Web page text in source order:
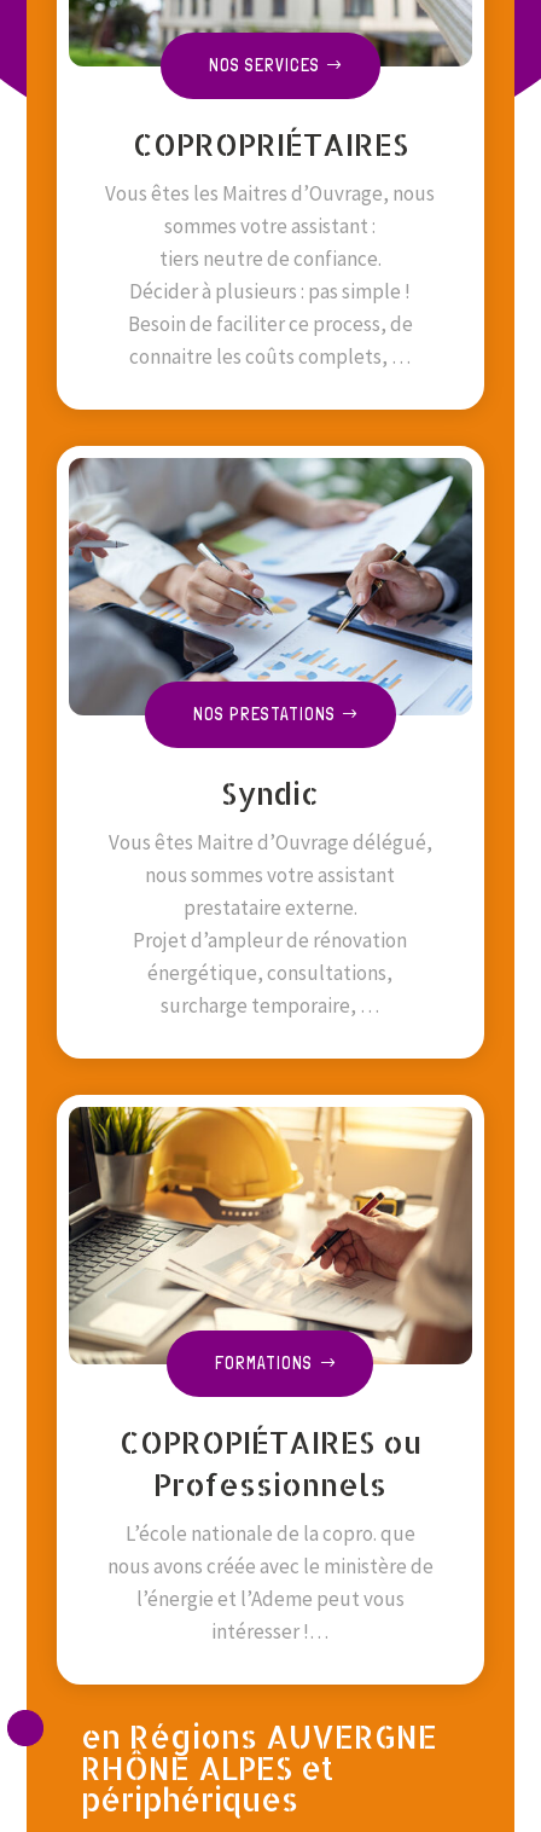
NOS SERVICES
COPROPRIÉTAIRES
Vous êtes les Maitres d’Ouvrage, nous
sommes votre assistant :
tiers neutre de confiance.
Décider à plusieurs : pas simple !
Besoin de faciliter ce process, de
connaitre les coûts complets, …
NOS PRESTATIONS
Syndic
Vous êtes Maitre d’Ouvrage délégué,
nous sommes votre assistant
prestataire externe.
Projet d’ampleur de rénovation
énergétique, consultations,
surcharge temporaire, …
FORMATIONS
COPROPIÉTAIRES ou
Professionnels
L’école nationale de la copro. que
nous avons créée avec le ministère de
l’énergie et l’Ademe peut vous
intéresser !…
en Régions AUVERGNE
RHÔNE ALPES et
périphériques